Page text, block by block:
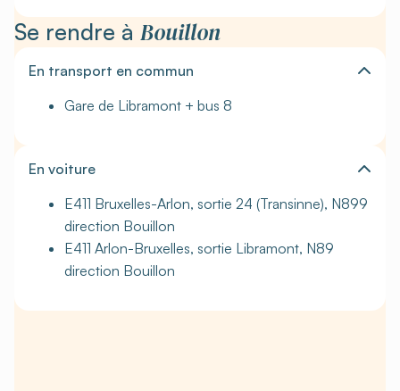
Se rendre à Bouillon
En transport en commun
Gare de Libramont + bus 8
En voiture
E411 Bruxelles-Arlon, sortie 24 (Transinne), N899
direction Bouillon
E411 Arlon-Bruxelles, sortie Libramont, N89
direction Bouillon